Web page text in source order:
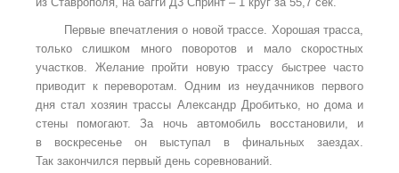
Первые впечатления о новой трассе. Хорошая трасса,
только слишком много поворотов и мало скоростных
участков. Желание пройти новую трассу быстрее часто
приводит к переворотам. Одним из неудачников первого
дня стал хозяин трассы Александр Дробитько, но дома и
стены помогают. За ночь автомобиль восстановили, и
в воскресенье он выступал в финальных заездах.
Так закончился первый день соревнований.